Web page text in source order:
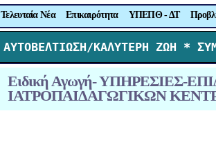
Τελευταία Νέα Επικαιρότητα ΥΠΕΠΘ - ΔΤ
ΑΥΤΟΒΕΛΤΙΩΣΗ/ΚΑΛΥΤΕΡΗ ΖΩΗ *
Ειδική Αγωγή- ΥΠΗΡΕΣΙΕΣ-
ΙΑΤΡΟΠΑΙΔΑΓΩΓΙΚΩΝ